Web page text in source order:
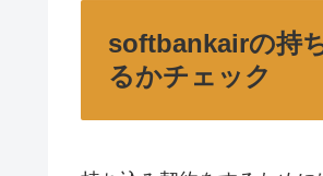
softbankairの持
るかチェック